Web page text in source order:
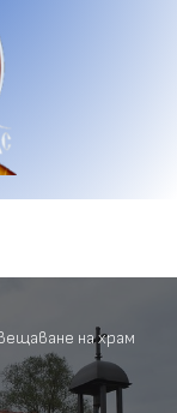
на храм